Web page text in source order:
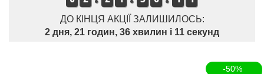
1
ДО КІНЦЯ АКЦІЇ ЗАЛИШИЛОСЬ:
2 дня, 21 годин, 36 хвилин і 10 секунд
-50%